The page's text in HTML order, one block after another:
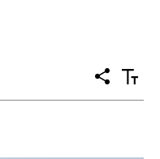
공
유
텍
스